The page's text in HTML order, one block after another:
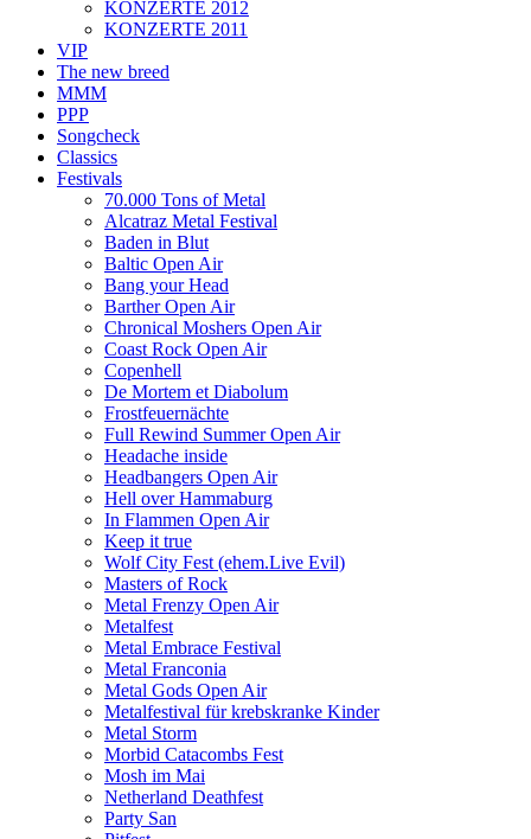
KONZERTE 2012
KONZERTE 2011
VIP
The new breed
MMM
PPP
Songcheck
Classics
Festivals
70.000 Tons of Metal
Alcatraz Metal Festival
Baden in Blut
Baltic Open Air
Bang your Head
Barther Open Air
Chronical Moshers Open Air
Coast Rock Open Air
Copenhell
De Mortem et Diabolum
Frostfeuernächte
Full Rewind Summer Open Air
Headache inside
Headbangers Open Air
Hell over Hammaburg
In Flammen Open Air
Keep it true
Wolf City Fest (ehem.Live Evil)
Masters of Rock
Metal Frenzy Open Air
Metalfest
Metal Embrace Festival
Metal Franconia
Metal Gods Open Air
Metalfestival für krebskranke Kinder
Metal Storm
Morbid Catacombs Fest
Mosh im Mai
Netherland Deathfest
Party San